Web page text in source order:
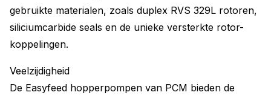
gebruikte materialen, zoals duplex RVS 329L rotoren,
siliciumcarbide seals en de unieke versterkte rotor-
koppelingen.
Veelzijdigheid
De Easyfeed hopperpompen van PCM bieden de